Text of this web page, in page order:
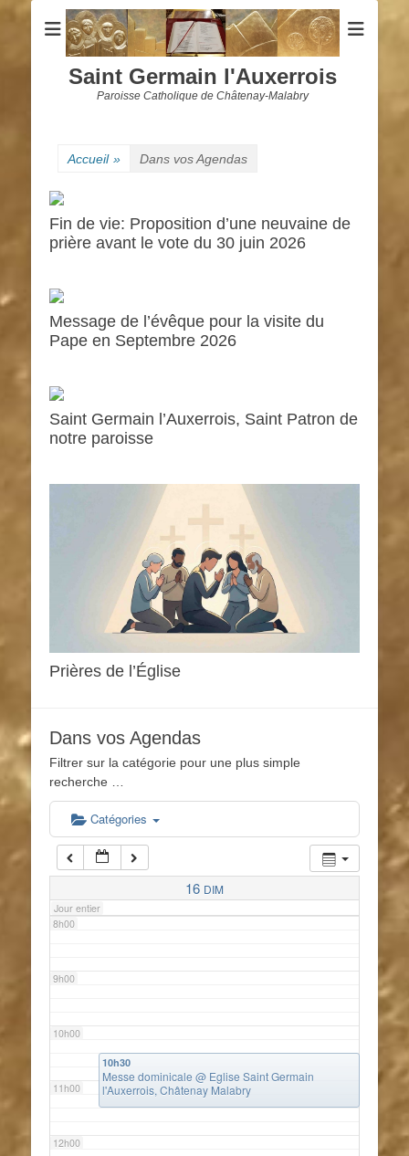
Saint Germain l'Auxerrois
Paroisse Catholique de Châtenay-Malabry
Accueil » Dans vos Agendas
Fin de vie: Proposition d’une neuvaine de
prière avant le vote du 30 juin 2026
Message de l’évêque pour la visite du
Pape en Septembre 2026
Saint Germain l’Auxerrois, Saint Patron de
notre paroisse
Prières de l’Église
Dans vos Agendas
Filtrer sur la catégorie pour une plus simple
recherche …
Catégories
16 DIM
Jour entier
0h00
3h00
5h00
6h00
7h00
8h00
9h00
10h00
11h00
12h00
10h30
Messe dominicale @ Eglise Saint Germain
l'Auxerrois, Châtenay Malabry